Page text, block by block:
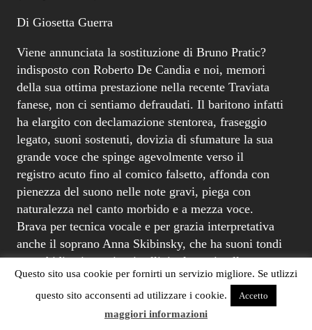
Di Giosetta Guerra
Viene annunciata la sostituzione di Bruno Pratic?
indisposto con Roberto De Candia e noi, memori
della sua ottima prestazione nella recente Traviata
fanese, non ci sentiamo defraudati. Il baritono infatti
ha elargito con declamazione stentorea, fraseggio
legato, suoni sostenuti, dovizia di sfumature la sua
grande voce che spinge agevolmente verso il
registro acuto fino al comico falsetto, affonda con
pienezza del suono nelle note gravi, piega con
naturalezza nel canto morbido e a mezza voce.
Brava per tecnica vocale e per grazia interpretativa
anche il soprano Anna Skibinsky, che ha suoni tondi
e morbidi nei centri, cristallini e lucenti nella
tessitura acuta e sovracuta, un?incredibile tenuta del
fiato ed un bel modo di porgere anche con l?uso
della messa di voce.
Questo sito usa cookie per fornirti un servizio migliore. Se utlizzi
questo sito acconsenti ad utilizzare i cookie.
Accetto
maggiori informazioni